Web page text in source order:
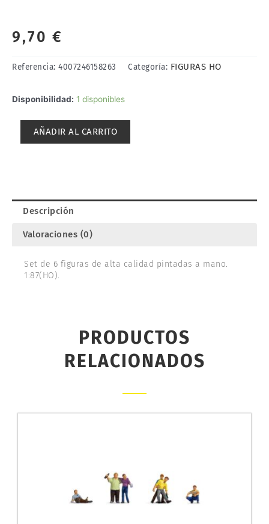
9,70 €
Referencia: 4007246158263 Categoría: FIGURAS HO
Disponibilidad: 1 disponibles
SNOWBOARDER.
AÑADIR AL CARRITO
Descripción
Valoraciones (0)
Set de 6 figuras de alta calidad pintadas a mano.
1:87(HO).
PRODUCTOS
RELACIONADOS